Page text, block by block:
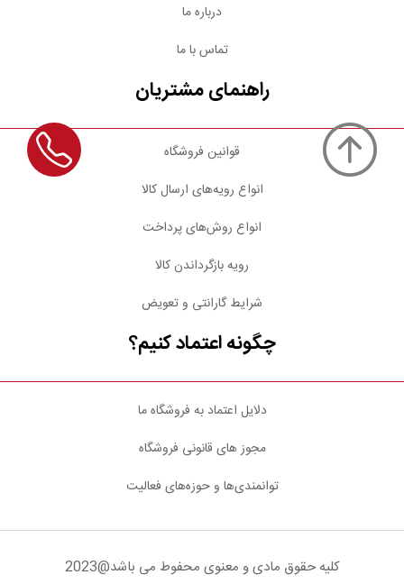
درباره ما
تماس با ما
راهنمای مشتریان
قوانین فروشگاه
انواع رویه‌های ارسال کالا
انواع روش‌های پرداخت
رویه بازگرداندن کالا
شرایط گارانتی و تعویض
چگونه اعتماد کنیم؟
دلایل اعتماد به فروشگاه ما
مجوز های قانونی فروشگاه
توانمندی‌ها و حوزه‌های فعالیت
کلیه حقوق مادی و معنوی محفوط می باشد@2023